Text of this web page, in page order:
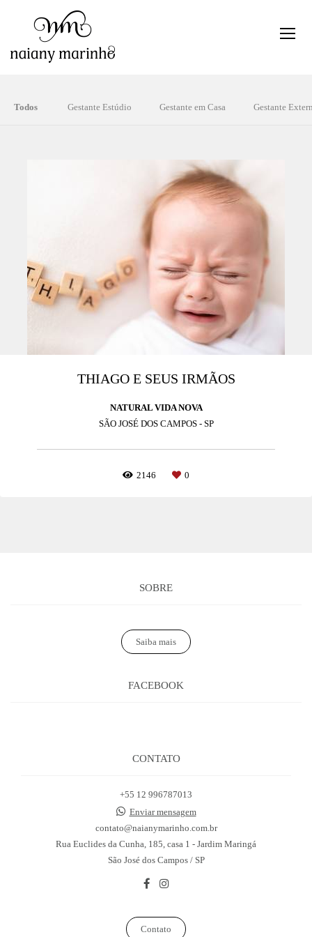
Todos Gestante Estúdio Gestante em Casa Gestante
THIAGO E SEUS IRMÃOS
NATURAL VIDA NOVA
SÃO JOSÉ DOS CAMPOS - SP
2146 0
SOBRE
Saiba mais
FACEBOOK
CONTATO
+55 12 996787013
Enviar mensagem
contato@naianymarinho.com.br
Rua Euclides da Cunha, 185, casa 1 - Jardim Maringá
São José dos Campos / SP
Contato